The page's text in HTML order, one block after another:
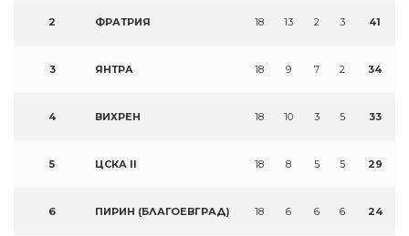
2 ФРАТРИЯ 18 13 2 3 41
3 ЯНТРА 18 9 7 2 34
4 ВИХРЕН 18 10 3 5 33
5 ЦСКА II 18 8 5 5 29
6 ПИРИН (БЛАГОЕВГРАД) 18 6 6 6 24